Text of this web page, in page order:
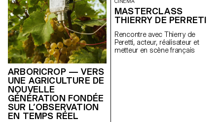
nos habitudes et pourrait
évoluer vers des formes plus
intuitives et intégrées à nos vies.
Née d'un dialogue fertile entre
pédagogie et industrie, cette
collaboration reflète l'approche
expérimentale de l'ECAL où se
conjuguent design, pensée
critique et forte sensibilité aux
technologies émergentes.
ARBORICROP — VERS
UNE AGRICULTURE DE
NOUVELLE
GÉNÉRATION FONDÉE
SUR L’OBSERVATION
EN TEMPS RÉEL
CINEMA
MASTERCLASS
THIERRY DE PERRETI
Rencontre avec Thierry de
Peretti, acteur, réalisateur et
metteur en scène français